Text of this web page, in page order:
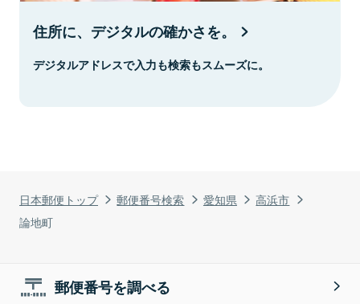
日本郵便トップ 郵便番号検索 愛知県
高浜市
論地町
住所に、デジタルの確かさを。
デジタルアドレスで入力も検索もスムーズに。
郵便番号を調べる